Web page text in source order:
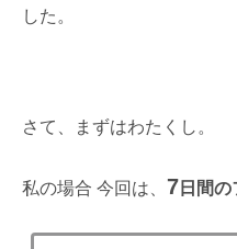
した。
さて、まずはわたくし。
私の場合 今回は、 7 日間